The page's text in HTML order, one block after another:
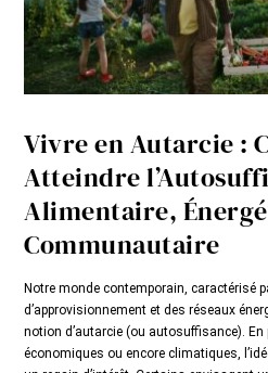
Vivre en Autarcie :
Atteindre
Alimentaire,
Communautaire
Notre monde contemporain, caractérisé
d’approvisionnement et des réseaux
notion d’autarcie (ou autosuffisance).
économiques ou encore climatiques,